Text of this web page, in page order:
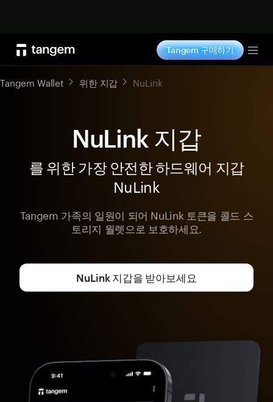
Tangem 구매하기
Tangem Wallet 위한 지갑 NuLink
NuLink 지갑
를 위한 가장 안전한 하드웨어 지갑
NuLink
Tangem 가족의 일원이 되어 NuLink 토큰을 콜드 스
토리지 월렛으로 보호하세요.
NuLink 지갑을 받아보세요